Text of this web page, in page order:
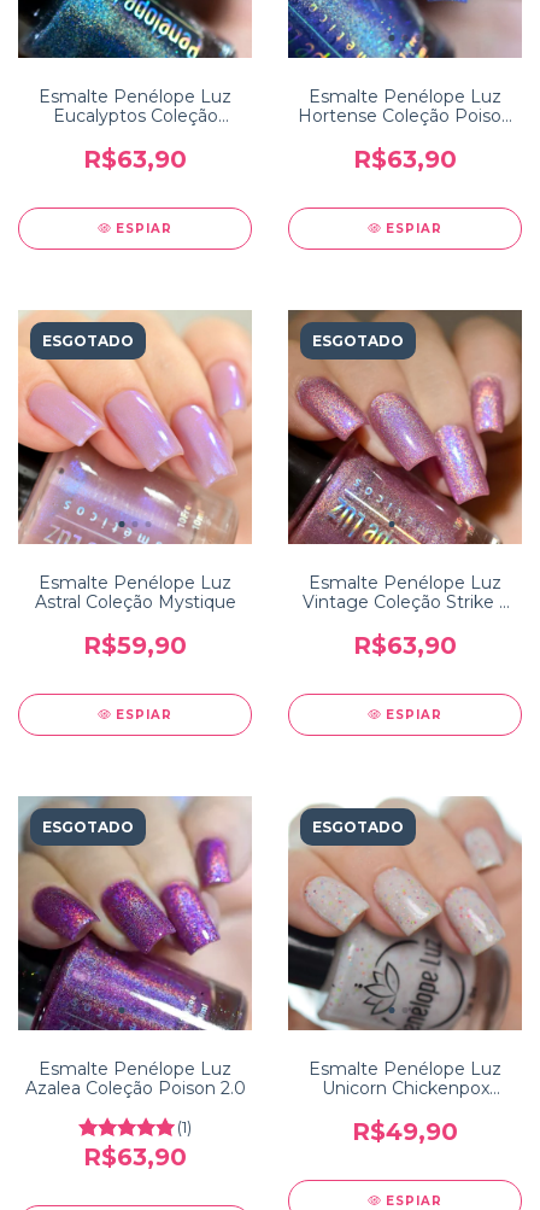
Esmalte Penélope Luz
Eucalyptos Coleção
R$63,90
ESPIAR
Esmalte Penélope Luz
Hortense Coleção Poison
R$63,90
ESPIAR
ESGOTADO
Esmalte Penélope Luz
Astral Coleção Mystique
R$59,90
ESPIAR
ESGOTADO
Esmalte Penélope Luz
Vintage Coleção Strike a
R$63,90
ESPIAR
ESGOTADO
Esmalte Penélope Luz
Azalea Coleção Poison 2.0
(1)
R$63,90
ESGOTADO
Esmalte Penélope Luz
Unicorn Chickenpox
R$49,90
ESPIAR